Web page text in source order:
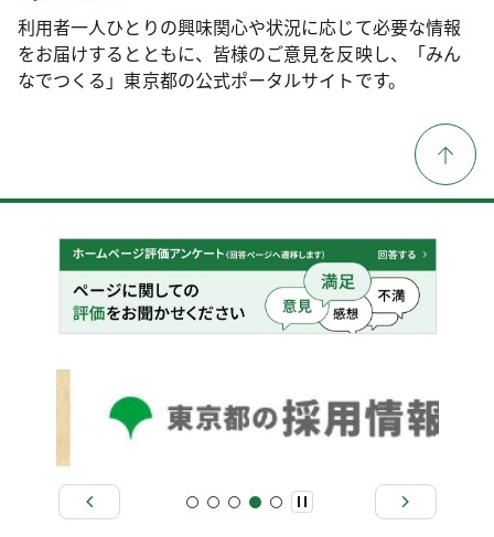
利用者一人ひとりの興味関心や状況に応じて必要な情報
をお届けするとともに、皆様のご意見を反映し、「みん
なでつくる」東京都の公式ポータルサイトです。